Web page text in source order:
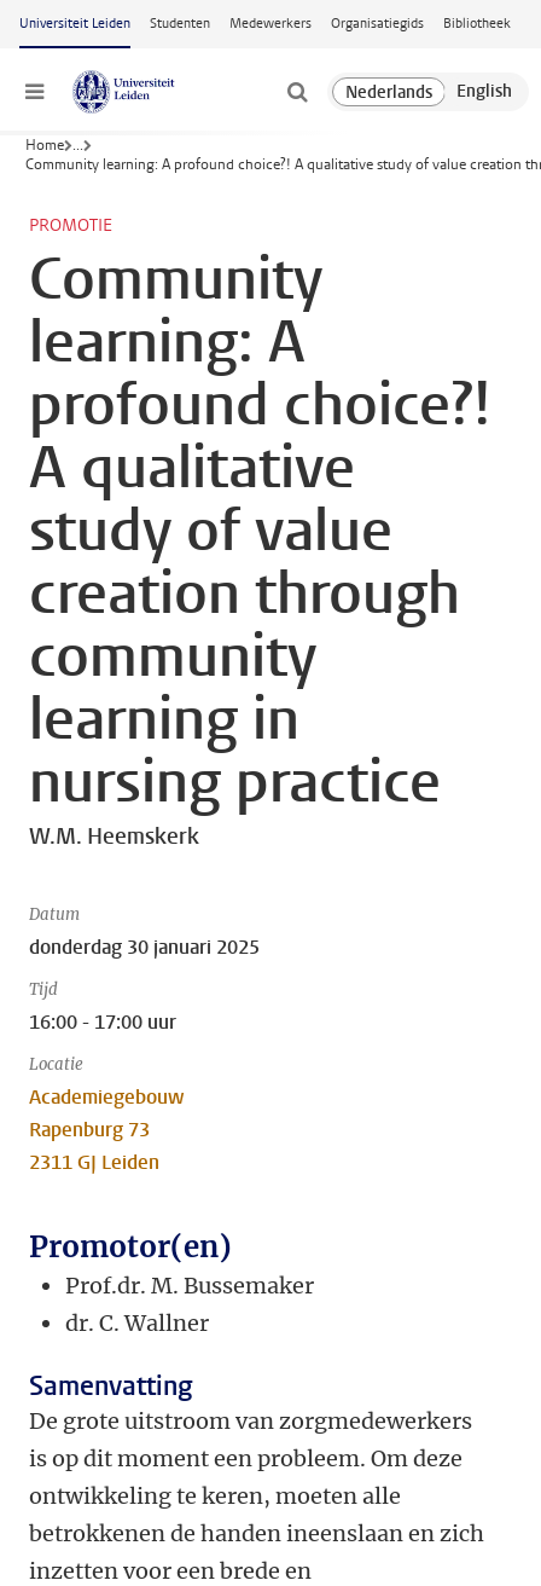
Ga naar hoofdinhoud
Universiteit Leiden Studenten Medewerkers Organisatiegids Bibliotheek
Menu
Home ...
Community learning: A profound choice?! A qualitative study of value creation
PROMOTIE
Community
learning: A
profound choice?!
A qualitative
study of value
creation through
community
learning in
nursing practice
W.M. Heemskerk
Datum
donderdag 30 januari 2025
Tijd
16:00 - 17:00 uur
Locatie
Academiegebouw
Rapenburg 73
2311 GJ Leiden
Promotor(en)
Prof.dr. M. Bussemaker
dr. C. Wallner
Samenvatting
De grote uitstroom van zorgmedewerkers
is op dit moment een probleem. Om deze
ontwikkeling te keren, moeten alle
betrokkenen de handen ineenslaan en zich
inzetten voor een brede en